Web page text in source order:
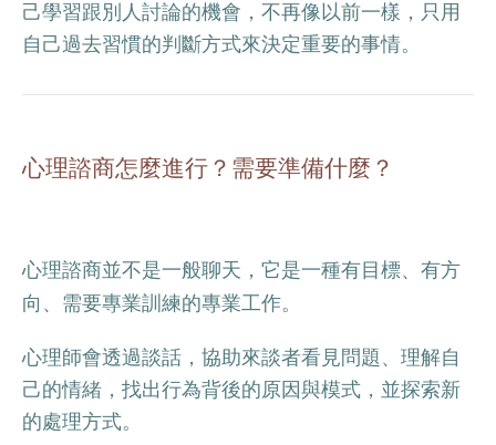
己學習跟別人討論的機會，不再像以前一樣，只用
自己過去習慣的判斷方式來決定重要的事情。
心理諮商怎麼進行？需要準備什麼？
心理諮商並不是一般聊天，它是一種有目標、有方
向、需要專業訓練的專業工作。
心理師會透過談話，協助來談者看見問題、理解自
己的情緒，找出行為背後的原因與模式，並探索新
的處理方式。